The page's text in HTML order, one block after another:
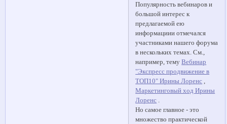
Популярность вебинаров и
большой интерес к
предлагаемой ею
информациии отмечался
участниками нашего форума
в нескольких темах. См.,
например, темуВебинар
"Экспресс продвижение в
ТОП10" Ирины Лоренс ,
Маркетинговый ход Ирины
Лоренс .
Но самое главное - это
множество практической